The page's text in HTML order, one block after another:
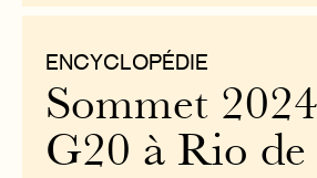
ENCYCLOPÉDIE
Sommet
G20 à Rio de